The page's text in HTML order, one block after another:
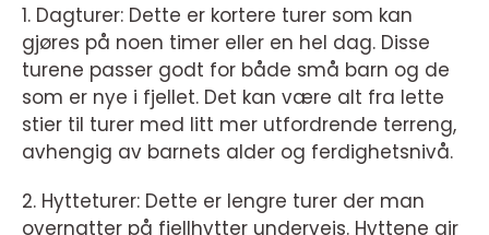
1. Dagturer: Dette er kortere turer som kan
gjøres på noen timer eller en hel dag. Disse
turene passer godt for både små barn og de
som er nye i fjellet. Det kan være alt fra lette
stier til turer med litt mer utfordrende terreng,
avhengig av barnets alder og ferdighetsnivå.
2. Hytteturer: Dette er lengre turer der man
overnatter på fjellhytter underveis. Hyttene gir